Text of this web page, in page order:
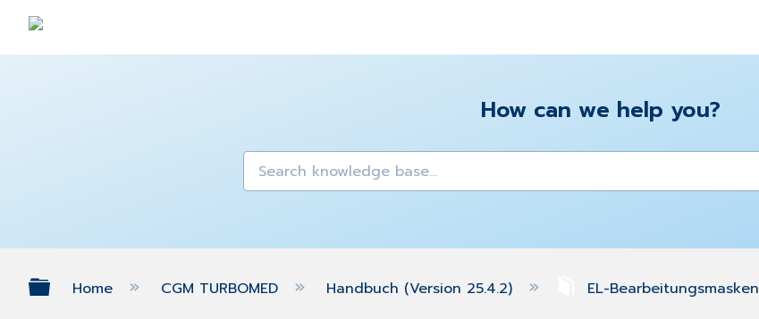
How can we help you?
Expand/collapse global hierarchy
Home CGM TURBOMED Handbuch (Version 25.4.2) EL-Bearbeitungsmasken